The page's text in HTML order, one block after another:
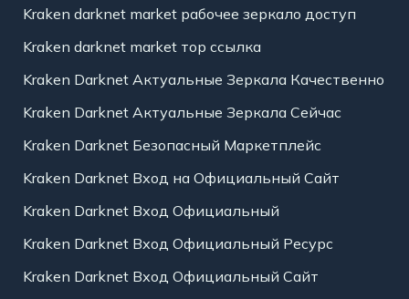
Kraken darknet market рабочее зеркало доступ
Kraken darknet market тор ссылка
Kraken Darknet Актуальные Зеркала Качественно
Kraken Darknet Актуальные Зеркала Сейчас
Kraken Darknet Безопасный Маркетплейс
Kraken Darknet Вход на Официальный Сайт
Kraken Darknet Вход Официальный
Kraken Darknet Вход Официальный Ресурс
Kraken Darknet Вход Официальный Сайт